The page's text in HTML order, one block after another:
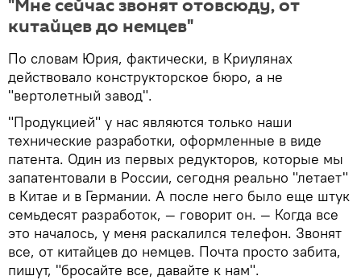
"Мне сейчас звонят отовсюду, от
китайцев до немцев"
По словам Юрия, фактически, в Криулянах
действовало конструкторское бюро, а не
"вертолетный завод".
"Продукцией" у нас являются только наши
технические разработки, оформленные в виде
патента. Один из первых редукторов, которые мы
запатентовали в России, сегодня реально "летает"
в Китае и в Германии. А после него было еще штук
семьдесят разработок, — говорит он. — Когда все
это началось, у меня раскалился телефон. Звонят
все, от китайцев до немцев. Почта просто забита,
пишут, "бросайте все, давайте к нам".